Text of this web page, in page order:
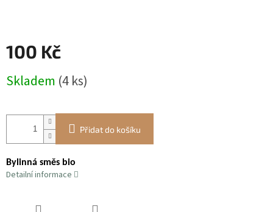
100 Kč
cena:
Skladem (4 ks)
Přidat do košíku
Bylinná směs bio
Detailní informace